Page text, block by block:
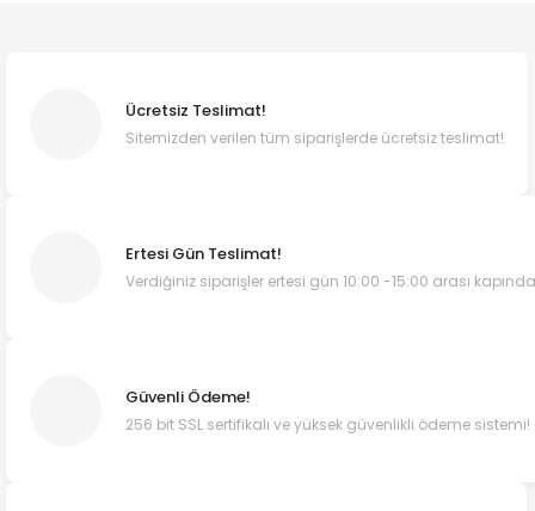
Ücretsiz Teslimat!
Sitemizden verilen tüm siparişlerde ücretsiz teslimat!
Ertesi Gün Teslimat!
Verdiğiniz siparişler ertesi gün 10:00 -15:00 arası
Güvenli Ödeme!
256 bit SSL sertifikalı ve yüksek güvenlikli ödeme sistemi!